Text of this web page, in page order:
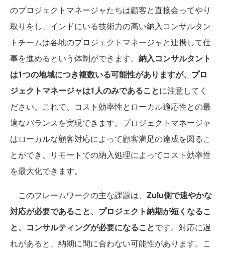
のプロジェクトマネージャたちは顧客と直接会ってやり
取りをし、インドにいる技術力の高い納入コンサルタン
トチームは各地のプロジェクトマネージャと連携して仕
事を進めるという体制ができます。 納入コンサルタント
は1つの地域につき複数いる可能性がありますが、プロ
ジェクトマネージャは1人のみであることに注意してく
ださい。これで、コスト効率性とローカル適応性との最
適なバランスを実現できます。プロジェクトマネージャ
はローカルな顧客対応によって顧客満足の達成を図るこ
とができ、リモートでの納入処理によってコスト効率性
を最大化できます。
このフレームワークの主な課題は、 Zulu側で速やかな
対応が必要であること、プロジェクト納期が短くなるこ
と、コンサルティングが必要になることです。対応に遅
れがあると、納期に間に合わない可能性があります。こ